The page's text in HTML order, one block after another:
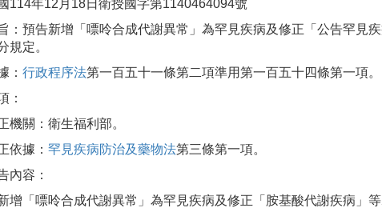
114年12月18日衛授國字第1140464094號
告新增「嘌呤合成代謝異常」為罕見疾病及修正「公告罕見疾
規定。
：行政程序法第一百五十一條第二項準用第一百五十四條第一項。
：
機關：衛生福利部。
依據：罕見疾病防治及藥物法第三條第一項。
內容：
新增「嘌呤合成代謝異常」為罕見疾病及修正「胺基酸代謝疾病」